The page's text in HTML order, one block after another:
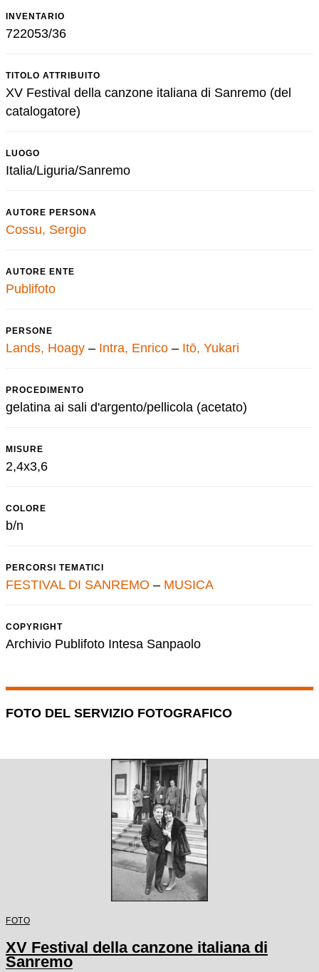
INVENTARIO
722053/36
TITOLO ATTRIBUITO
XV Festival della canzone italiana di Sanremo (del
catalogatore)
LUOGO
Italia/Liguria/Sanremo
AUTORE PERSONA
Cossu, Sergio
AUTORE ENTE
Publifoto
PERSONE
Lands, Hoagy – Intra, Enrico – Itō, Yukari
PROCEDIMENTO
gelatina ai sali d'argento/pellicola (acetato)
MISURE
2,4x3,6
COLORE
b/n
PERCORSI TEMATICI
FESTIVAL DI SANREMO – MUSICA
COPYRIGHT
Archivio Publifoto Intesa Sanpaolo
FOTO DEL SERVIZIO FOTOGRAFICO
FOTO
XV Festival della canzone italiana di
Sanremo